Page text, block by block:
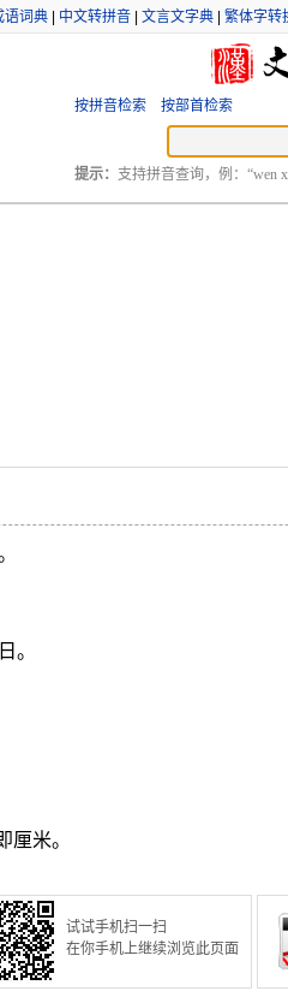
语词典 中文转拼音 文言文字典 繁体字转
按拼音检索 按部首检索
提示： 支持拼音查询，例：“wen
。
厘米。
试试手机扫一扫
在你手机上继续浏览此页面